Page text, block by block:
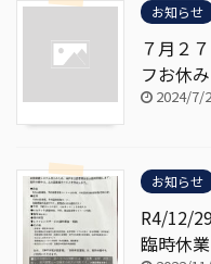
お知らせ
７月２
フお休
2024/7/
お知らせ
R4/12/
臨時休業